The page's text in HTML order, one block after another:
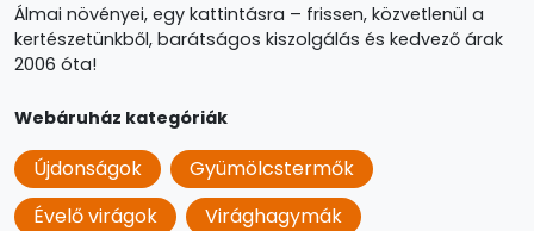
Álmai növényei, egy kattintásra – frissen, közvetlenül a
kertészetünkből, barátságos kiszolgálás és kedvező árak
2006 óta!
Webáruház kategóriák
Újdonságok
Gyümölcstermők
Évelő virágok
Virághagymák